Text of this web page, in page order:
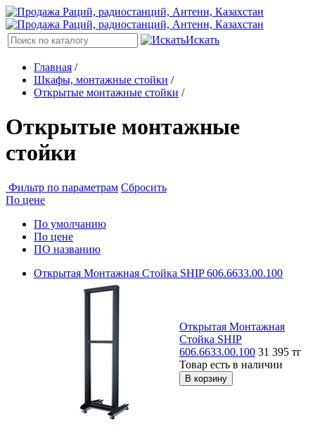
Искать
Главная /
Шкафы, монтажные стойки /
Открытые монтажные стойки /
Открытые монтажные
стойки
Фильтр по параметрам Сбросить
По цене
По умолчанию
По цене
ПО названию
Открытая Монтажная Стойка SHIP 606.6633.00.100
Открытая Монтажная
Стойка SHIP
606.6633.00.100 31 395 тг
Товар есть в наличии